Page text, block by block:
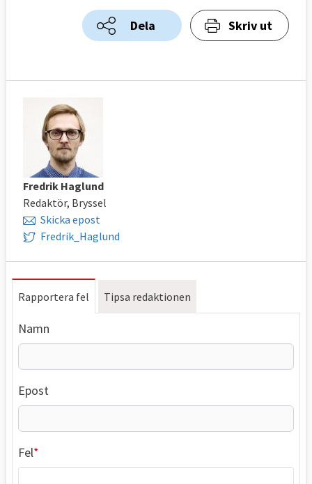
Dela Skriv ut
Fredrik Haglund
Redaktör, Bryssel
Skicka epost
Fredrik_Haglund
Rapportera fel Tipsa redaktionen
Namn
Epost
Fel